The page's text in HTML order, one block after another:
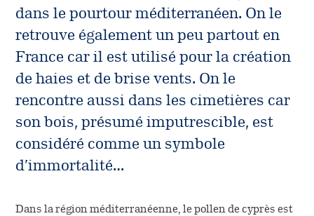
Désignation des principes
actifs
Fiches conseils sur les
allergènes
Housses anti-acariens
(NOUVEAU)
Contacter le service relation
patient
Vous êtes professionnel
de santé
dans le pourtour méditerranéen. On le
retrouve également un peu partout en
France car il est utilisé pour la création
de haies et de brise vents. On le
rencontre aussi dans les cimetières car
son bois, présumé imputrescible, est
considéré comme un symbole
d’immortalité…
Dans la région méditerranéenne, le pollen de cyprès est